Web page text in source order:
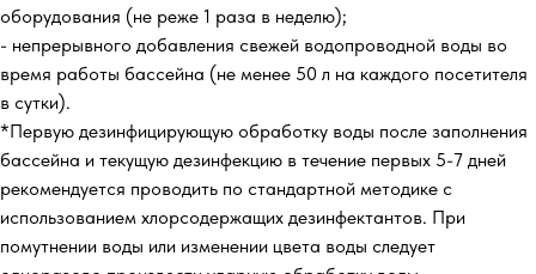
оборудования (не реже 1 раза в неделю);
- непрерывного добавления свежей водопроводной воды во
время работы бассейна (не менее 50 л на каждого посетителя
в сутки).
*Первую дезинфицирующую обработку воды после заполнения
бассейна и текущую дезинфекцию в течение первых 5-7 дней
рекомендуется проводить по стандартной методике с
использованием хлорсодержащих дезинфектантов. При
помутнении воды или изменении цвета воды следует